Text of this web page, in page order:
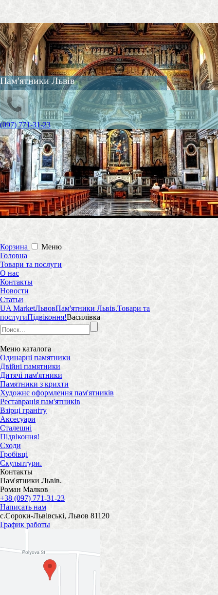
Пам'ятники Львів
(097) 771-31-23
Корзина
Меню
Головна
Товари та послуги
О нас
Контакты
Новости
Статьи
UA MarketЛьвовПам'ятники Львів.Товари та
послугиПідвіконня!Василівка
Меню каталога
Одинарні памятники
Двійні памятники
Дитячі пам'ятники
Памятники з крихти
Художнє оформлення пам'ятників
Реставрація пам'ятників
Взірці граніту
Аксесуари
Сталешні
Підвіконня!
Сходи
Гробівці
Скульптури.
Контакты
Пам'ятники Львів.
Роман Малков
+38 (097) 771-31-23
Написать нам
с.Сороки-Львівські, Львов 81120
График работы